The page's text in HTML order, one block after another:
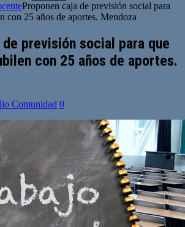
Proponen caja de previsión social para
con 25 años de aportes. Mendoza
previsión social para que
con 25 años de aportes.
Comunidad 0